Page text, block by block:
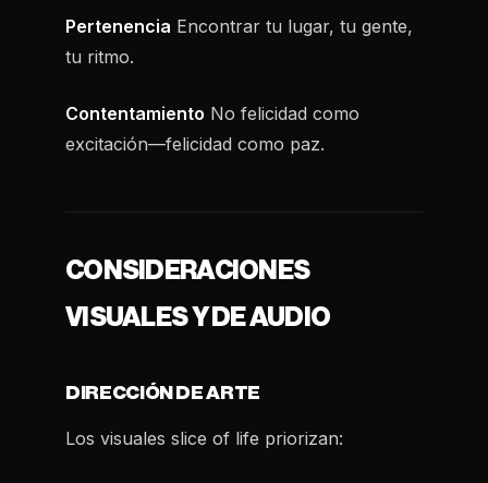
Pertenencia Encontrar tu lugar, tu gente,
tu ritmo.
Contentamiento No felicidad como
excitación—felicidad como paz.
CONSIDERACIONES
VISUALES Y DE AUDIO
DIRECCIÓN DE ARTE
Los visuales slice of life priorizan: